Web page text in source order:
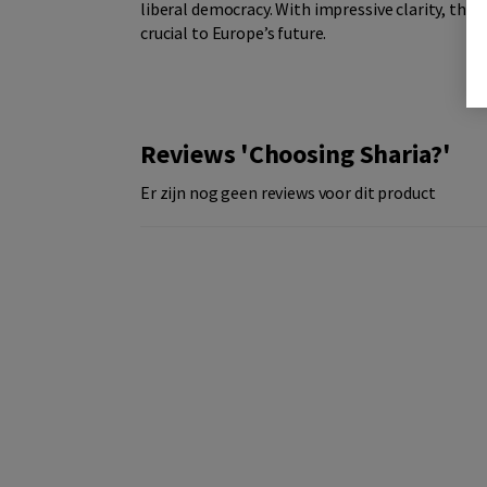
liberal democracy. With impressive clarity,
crucial to Europe’s future.
Reviews 'Choosing Sharia?'
Er zijn nog geen reviews voor dit product